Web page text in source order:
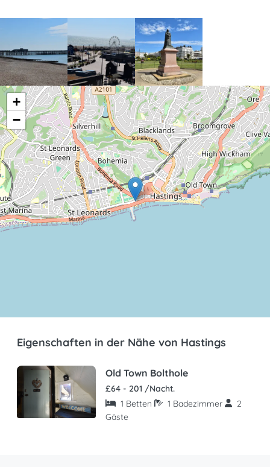
+
−
Eigenschaften in der Nähe von Hastings
Old Town Bolthole
£64 - 201 /Nacht.
1 Betten
1 Badezimmer
2
Gäste